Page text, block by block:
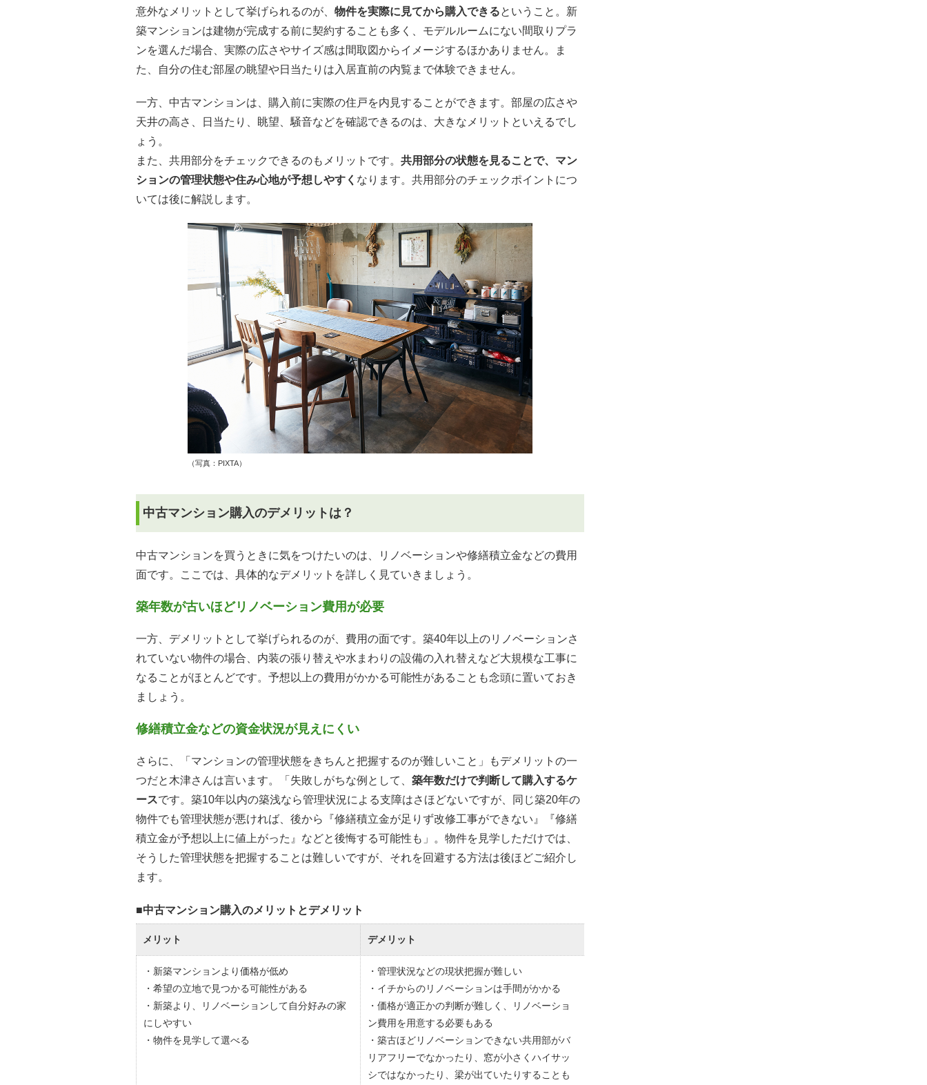
意外なメリットとして挙げられるのが、 物件を実際に見てから購入できるということ。新
築マンションは建物が完成する前に契約することも多く、モデルルームにない間取りプラ
ンを選んだ場合、実際の広さやサイズ感は間取図からイメージするほかありません。ま
た、自分の住む部屋の眺望や日当たりは入居直前の内覧まで体験できません。
一方、中古マンションは、購入前に実際の住戸を内見することができます。部屋の広さや
天井の高さ、日当たり、眺望、騒音などを確認できるのは、大きなメリットといえるでし
ょう。
また、共用部分をチェックできるのもメリットです。 共用部分の状態を見ることで、マン
ションの管理状態や住み心地が予想しやすく なります。共用部分のチェックポイントにつ
いては後に解説します。
（写真：PIXTA）
中古マンション購入のデメリットは？
中古マンションを買うときに気をつけたいのは、リノベーションや修繕積立金などの費用
面です。ここでは、具体的なデメリットを詳しく見ていきましょう。
築年数が古いほどリノベーション費用が必要
一方、デメリットとして挙げられるのが、費用の面です。築40年以上のリノベーションさ
れていない物件の場合、内装の張り替えや水まわりの設備の入れ替えなど大規模な工事に
なることがほとんどです。予想以上の費用がかかる可能性があることも念頭に置いておき
ましょう。
修繕積立金などの資金状況が見えにくい
さらに、「マンションの管理状態をきちんと把握するのが難しいこと」もデメリットの一
つだと木津さんは言います。「失敗しがちな例として、 築年数だけで判断して購入するケ
ースです。築10年以内の築浅なら管理状況による支障はさほどないですが、同じ築20年の
物件でも管理状態が悪ければ、後から『修繕積立金が足りず改修工事ができない』『修繕
積立金が予想以上に値上がった』などと後悔する可能性も」。物件を見学しただけでは、
そうした管理状態を把握することは難しいですが、それを回避する方法は後ほどご紹介し
ます。
■中古マンション購入のメリットとデメリット
メリット デメリット
・新築マンションより価格が低め
・希望の立地で見つかる可能性がある
・新築より、リノベーションして自分好みの家
にしやすい
・物件を見学して選べる
・管理状況などの現状把握が難しい
・イチからのリノベーションは手間がかかる
・価格が適正かの判断が難しく、リノベーショ
ン費用を用意する必要もある
・築古ほどリノベーションできない共用部がバ
リアフリーでなかったり、窓が小さくハイサッ
シではなかったり、梁が出ていたりすることも